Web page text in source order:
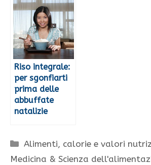
Riso integrale:
per sgonfiarti
prima delle
abbuffate
natalizie
Categorie
Alimenti, calorie e valori
Medicina & Scienza